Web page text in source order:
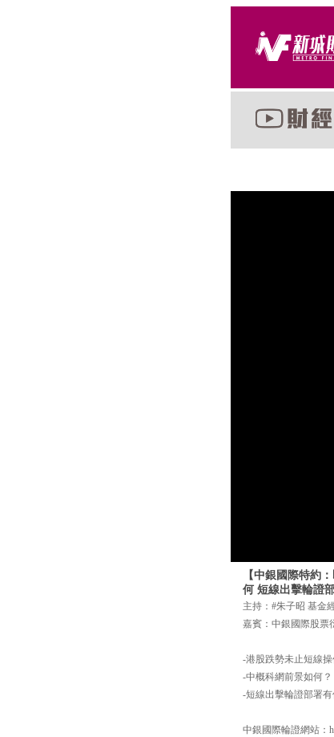
【中銀國際特約
何 短線出擊輪證
主持：#朱子昭 基金
嘉賓：中銀國際股票
-港股跌勢未止短線操
-中概科網前景如何？
-短線出擊輪證部署有
中銀國際輪證網站：